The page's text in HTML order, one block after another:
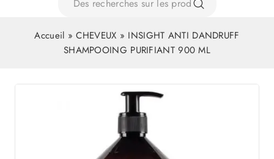
Accueil »CHEVEUX » INSIGHT ANTI DANDRUFF
SHAMPOOING PURIFIANT 900 ML